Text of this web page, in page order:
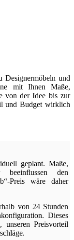
Designermöbeln und
mit Ihnen Maße,
von der Idee bis zur
und Budget wirklich
geplant. Maße,
beeinflussen den
Preis wäre daher
von 24 Stunden
Dieses
unseren Preisvorteil